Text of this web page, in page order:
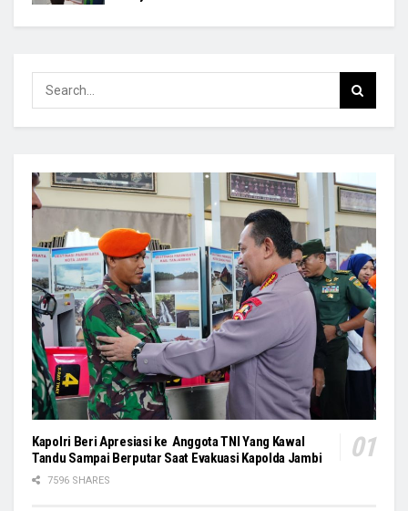
Kapolri Beri Apresiasi ke Anggota TNI Yang Kawal
Tandu Sampai Berputar Saat Evakuasi Kapolda Jambi
7596 SHARES